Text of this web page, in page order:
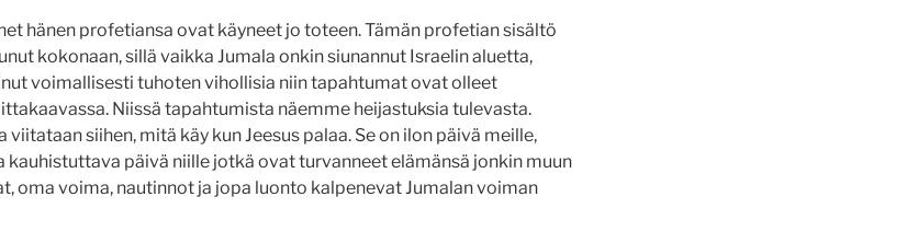
hänen profetiansa ovat käyneet jo toteen. Tämän profetian sisältö
kokonaan, sillä vaikka Jumala onkin siunannut Israelin aluetta,
voimallisesti tuhoten vihollisia niin tapahtumat ovat olleet
Niissä tapahtumista näemme heijastuksia tulevasta.
siihen, mitä käy kun Jeesus palaa. Se on ilon päivä meille,
päivä niille jotkä ovat turvanneet elämänsä jonkin muun
oma voima, nautinnot ja jopa luonto kalpenevat Jumalan voiman